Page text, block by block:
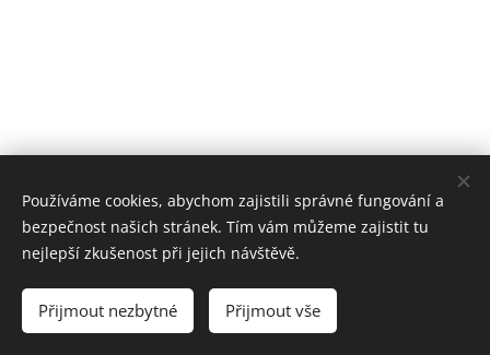
FK Klánovice, z. s.
Všechna práva vyhrazena 2026
Používáme cookies, abychom zajistili správné fungování a
bezpečnost našich stránek. Tím vám můžeme zajistit tu
nejlepší zkušenost při jejich návštěvě.
Přijmout nezbytné Přijmout vše